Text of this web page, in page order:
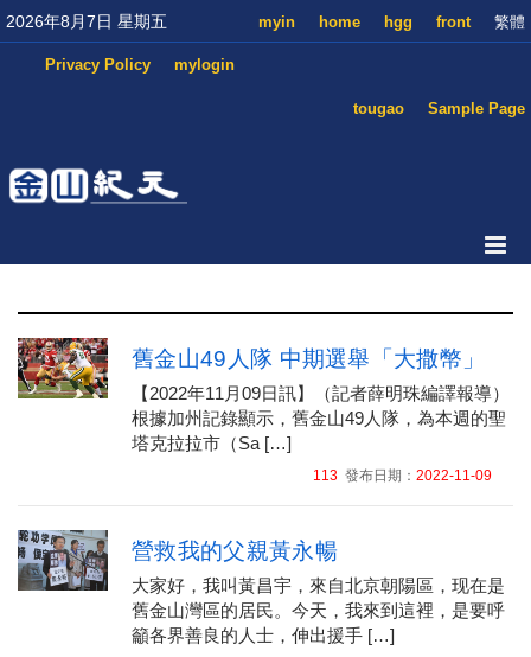
2026年8月7日 星期五 繁體
front
hgg
home
myin
mylogin
Privacy Policy
Sample Page
tougao
舊金山49人隊 中期選舉「大撒幣」
【2022年11月09日訊】（記者薛明珠編譯報導）
根據加州記錄顯示，舊金山49人隊，為本週的聖
塔克拉拉市（Sa […]
113發布日期： 2022-11-09
營救我的父親黃永暢
大家好，我叫黃昌宇，來自北京朝陽區，现在是
舊金山灣區的居民。今天，我來到這裡，是要呼
籲各界善良的人士，伸出援手 […]